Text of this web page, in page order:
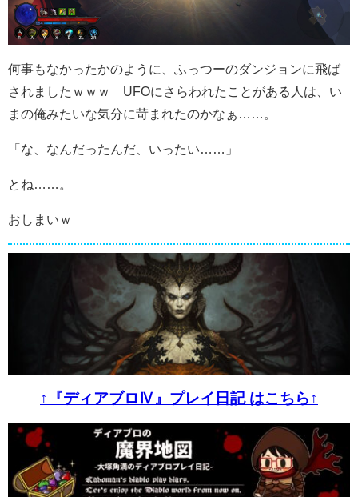
何事もなかったかのように、ふっつーのダンジョンに飛ば
されましたｗｗｗ UFOにさらわれたことがある人は、い
まの俺みたいな気分に苛まれたのかなぁ……。
「な、なんだったんだ、いったい……」
とね……。
おしまいｗ
↑『ディアブロⅣ』プレイ日記 はこちら↑